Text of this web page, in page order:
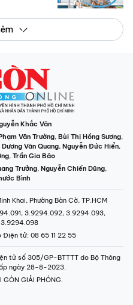
Khắc Văn
Văn Trường, Bùi Thị Hồng Sương,
Dương Văn Quang, Nguyễn Đức Hiển,
, Trần Gia Bảo
Trưởng, Nguyễn Chiến Dũng,
Bình
Khai, Phường Bàn Cờ, TP.HCM
3.9294.092, 3.9294.093,
Điện tử: 08 65 11 22 55
tử số 305/GP-BTTTT do Bộ Thông
ngày 28-8-2023.
GIẢI PHÓNG.